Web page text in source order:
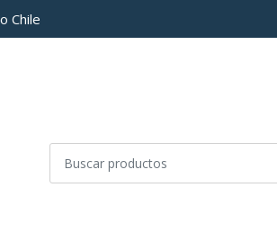
Chile